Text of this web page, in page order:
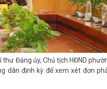
thư Đảng ủy, Chủ tịch HĐND
dân định kỳ để xem xét đơn